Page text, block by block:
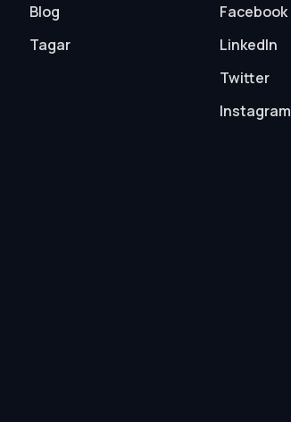
Blog
Tagar
Facebook
LinkedIn
Twitter
Instagram